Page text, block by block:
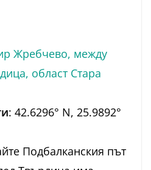
Жребчево, между
област Стара
: 42.6296° N, 25.9892°
Подбалканския път